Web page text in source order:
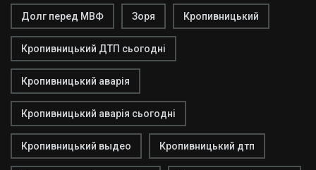
Долг перед МВФ Зоря Кропивницький
Кропивницький ДТП сьогодні
Кропивницький аварія
Кропивницький аварія сьогодні
Кропивницький выдео Кропивницький дтп